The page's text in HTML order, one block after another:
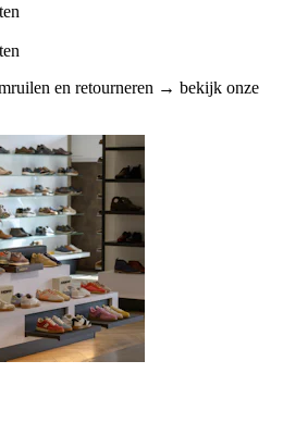
en retourneren → bekijk onze